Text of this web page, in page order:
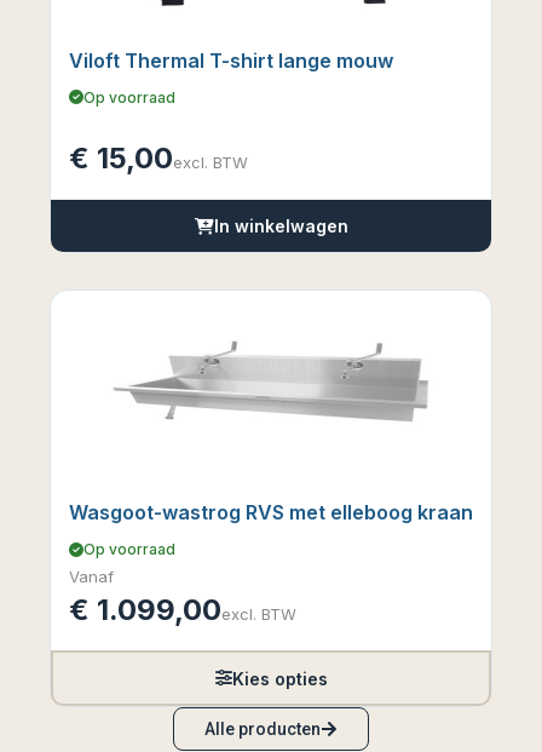
Viloft Thermal T-shirt lange mouw
Op voorraad
€ 15,00excl. BTW
In winkelwagen
Wasgoot-wastrog RVS met elleboog kraan
Op voorraad
Vanaf
€ 1.099,00excl. BTW
Kies opties
Alle producten